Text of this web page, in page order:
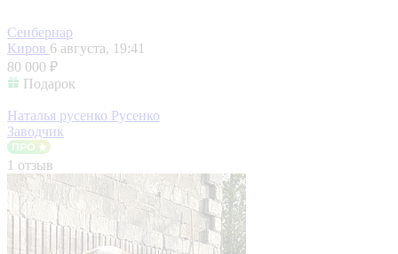
Сенбернар
Киров 6 августа, 19:41
80 000 ₽
Подарок
Наталья русенко Русенко
Заводчик
1 отзыв